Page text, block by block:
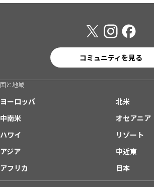
コミュニティを見る
国と地域
ヨーロッパ
北米
中南米
オセアニア
ハワイ
リゾート
アジア
中近東
アフリカ
日本